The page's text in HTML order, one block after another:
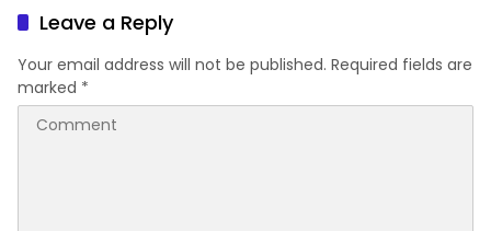
Paskibra di Dua
Kecamatan Jelang HUT RI
ke-81
Leave a Reply
Your email address will not be published. Required fields are
marked *